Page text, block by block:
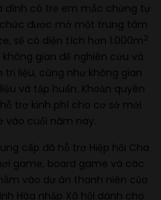
đình có trẻ em mắc chứng tự
chức được mở một trung tâm
sẽ có diện tích hơn 1.000m2
gian để nghiên cứu và
liệu, cũng như không gian
và tập huấn. Khoản quyên
trợ kinh phí cho cơ sở mới
vào cuối năm nay.
cấp đã hỗ trợ Hiệp hội Cha
game, board game và các
vào dự án thanh niên của
Hòa nhập Xã hội dành cho